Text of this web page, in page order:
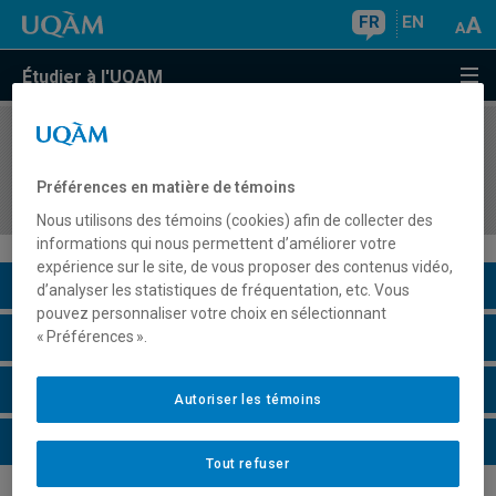
FR EN
Étudier à l'UQAM
COURS//
écrits en allemand (A2.1)
Description du cours
Horaire - Été 2026
Horaire - Automne 2026
Horaire - Hiver 2027
Préférences en matière de témoins
Nous utilisons des témoins (cookies) afin de collecter des
informations qui nous permettent d’améliorer votre
expérience sur le site, de vous proposer des contenus vidéo,
d’analyser les statistiques de fréquentation, etc. Vous
pouvez personnaliser votre choix en sélectionnant
« Préférences ».
Tout refuser
Autoriser les témoins